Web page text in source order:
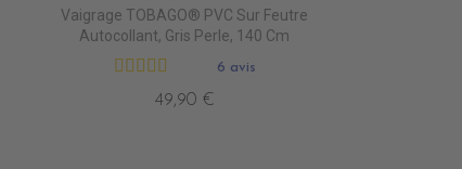
Vaigrage TOBAGO® PVC Sur Feutre
Autocollant, Gris Perle, 140 Cm
6 avis
49,90 €